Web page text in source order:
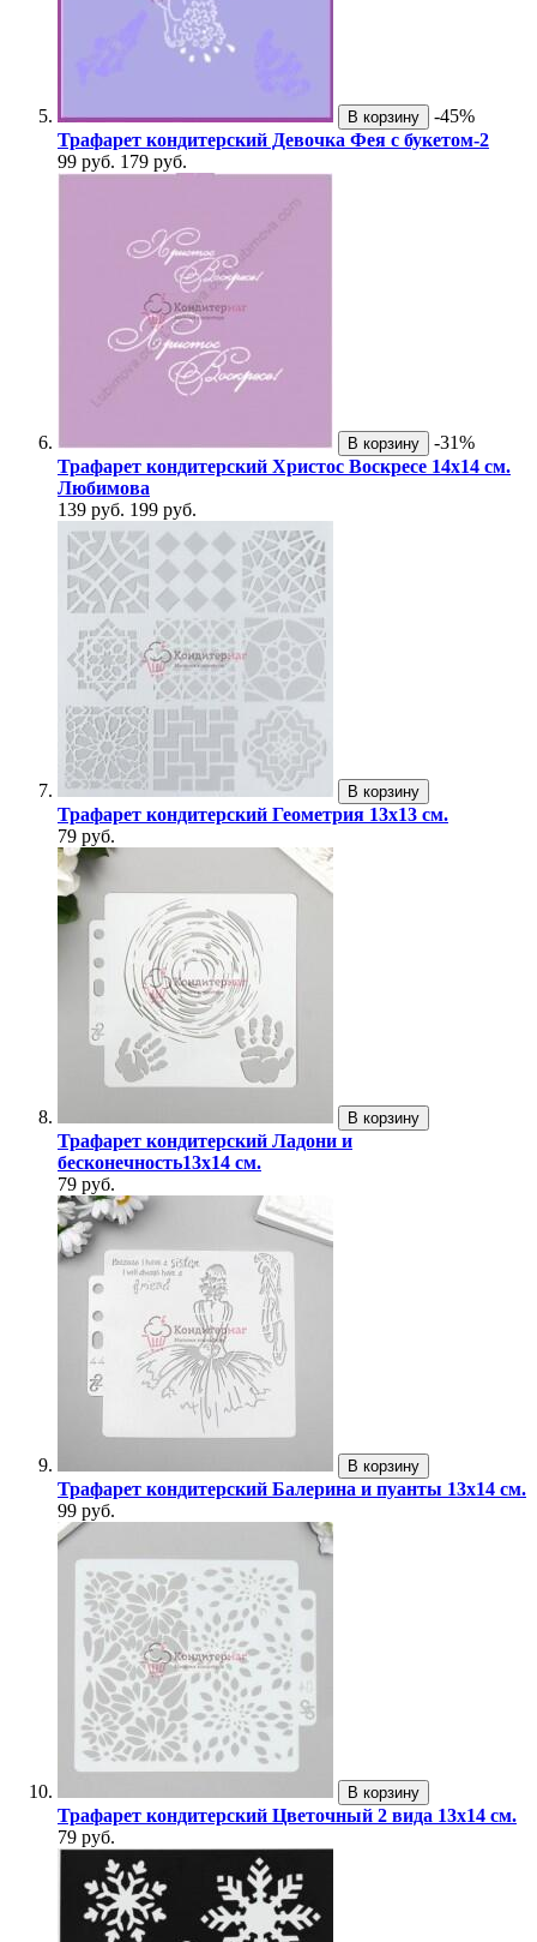
В корзину
-45%
Трафарет кондитерский Девочка Фея с букетом-2
99 руб. 179 руб.
В корзину
-31%
Трафарет кондитерский Христос Воскресе 14х14 см.
Любимова
139 руб. 199 руб.
В корзину
Трафарет кондитерский Геометрия 13х13 см.
79 руб.
В корзину
Трафарет кондитерский Ладони и
бесконечность13х14 см.
79 руб.
В корзину
Трафарет кондитерский Балерина и пуанты 13х14 см.
99 руб.
В корзину
Трафарет кондитерский Цветочный 2 вида 13х14 см.
79 руб.